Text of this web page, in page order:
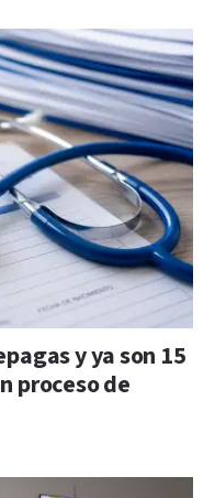
y ya son 15
proceso de